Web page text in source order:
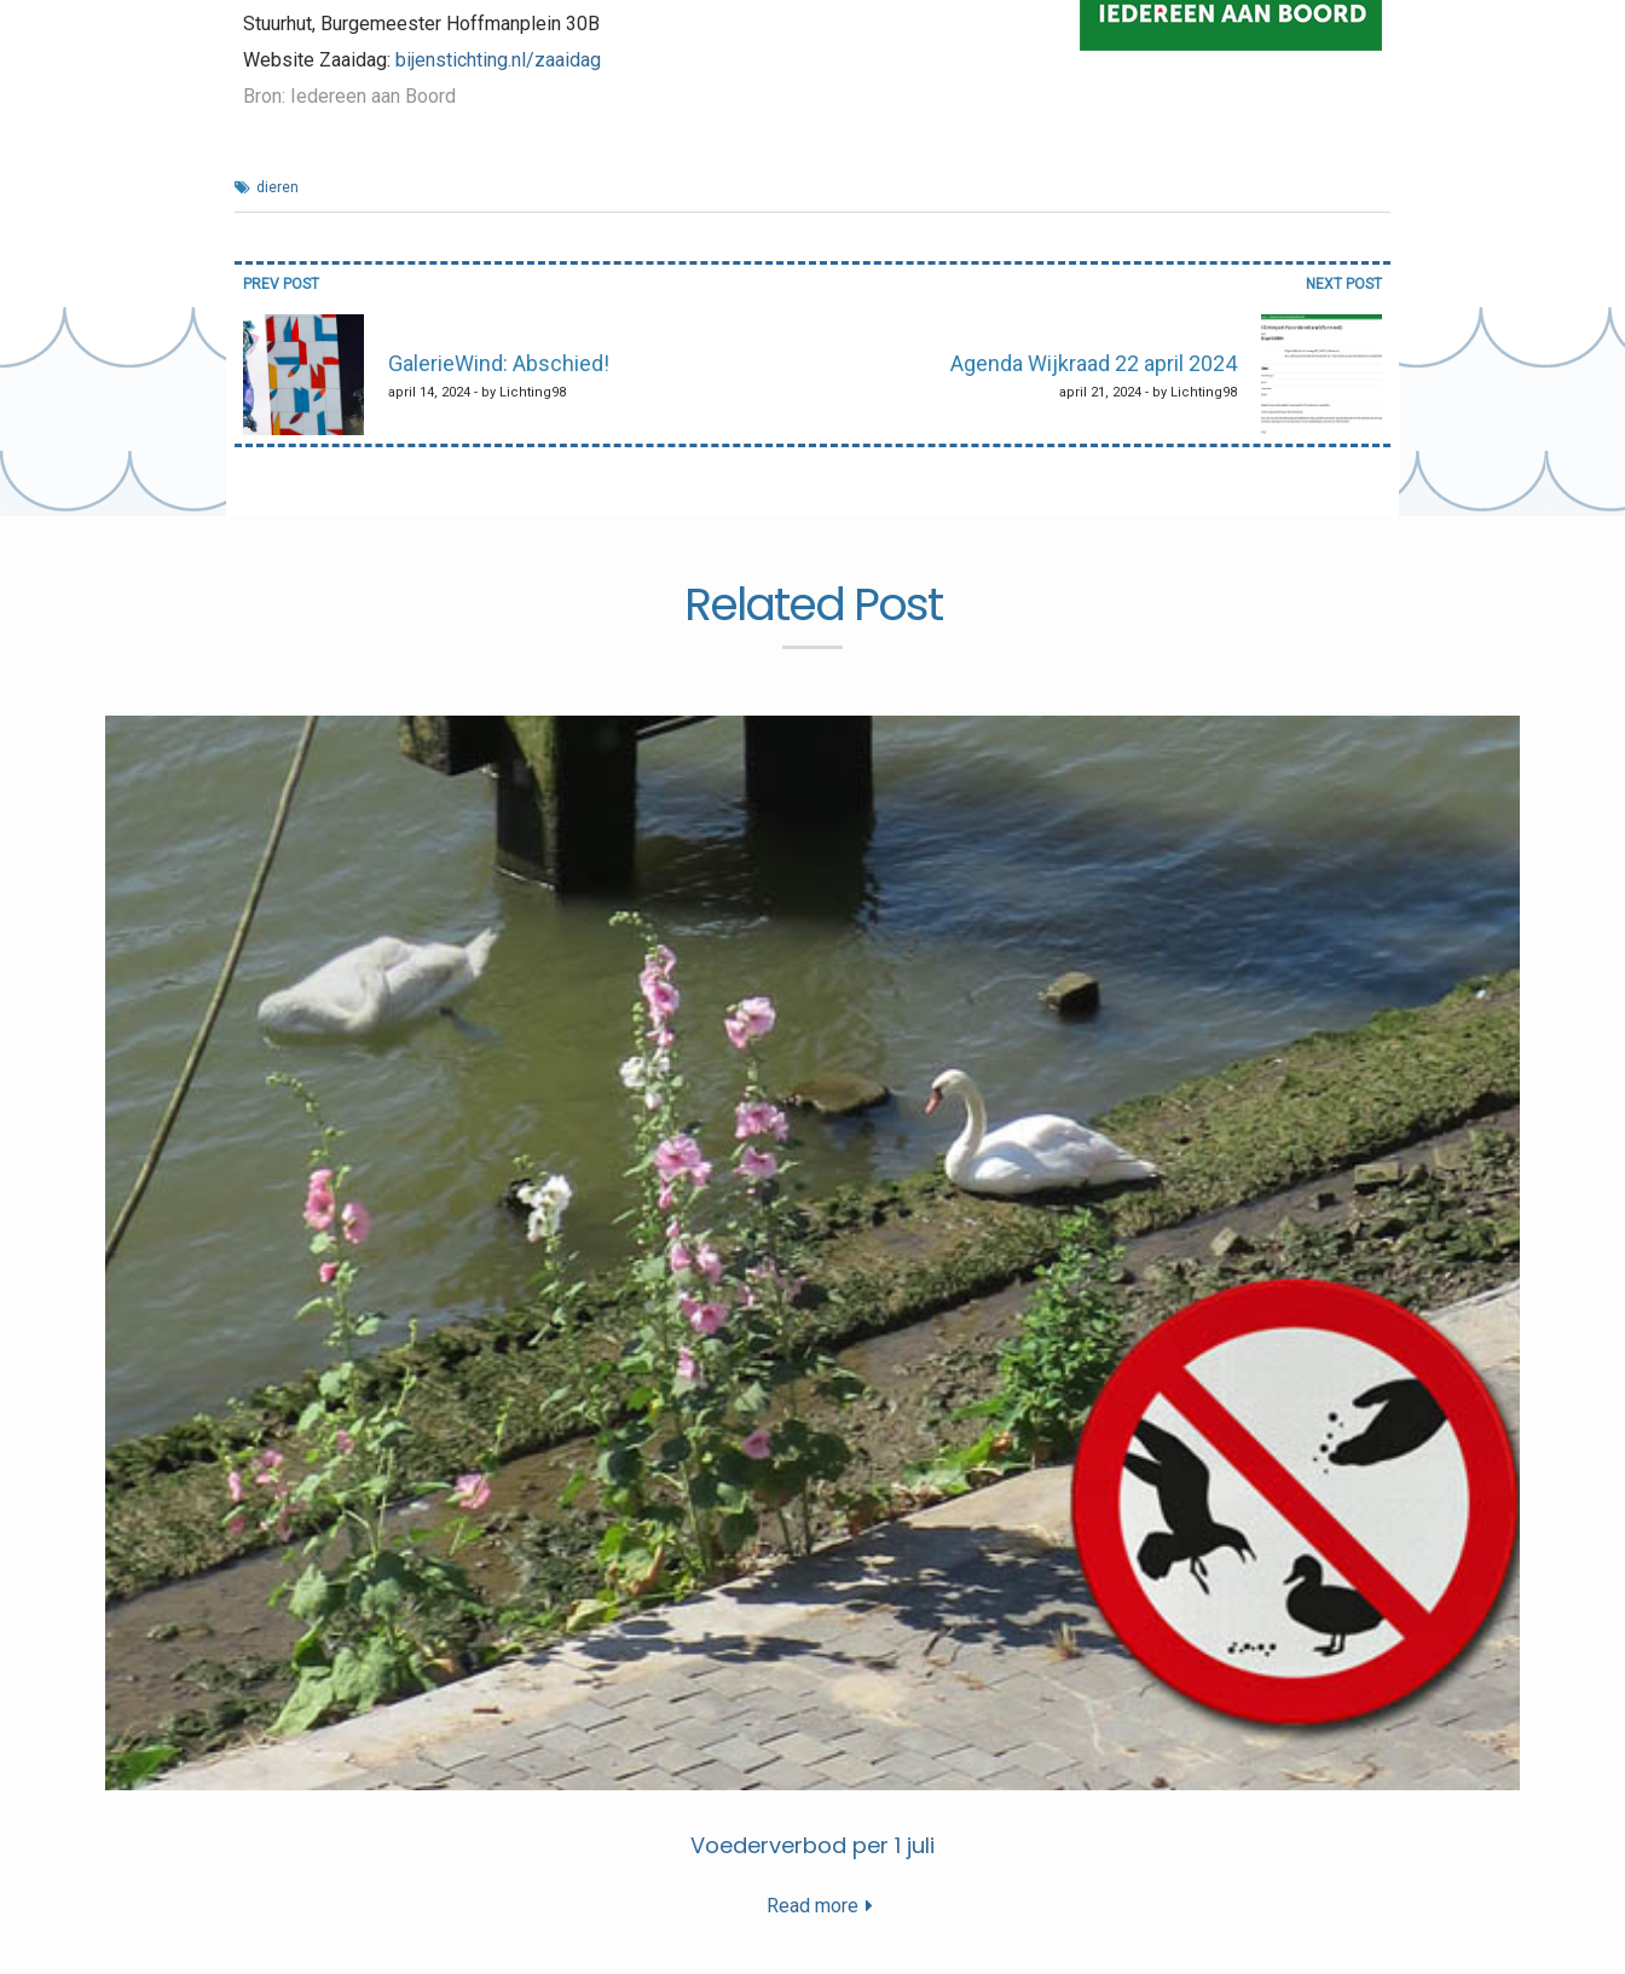
Stuurhut, Burgemeester Hoffmanplein 30B
Website Zaaidag: bijenstichting.nl/zaaidag
Bron: Iedereen aan Boord
dieren
Bericht
navigatie
PREV POST
GalerieWind: Abschied!
april 14, 2024 - by Lichting98
NEXT POST
Agenda Wijkraad 22 april 2024
april 21, 2024 - by Lichting98
Related Post
Voederverbod per 1 juli
Read more